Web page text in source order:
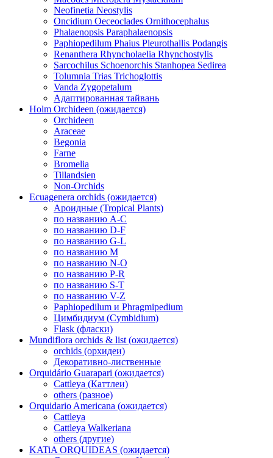
Neofinetia Neostylis
Oncidium Oeceoclades Ornithocephalus
Phalaenopsis Paraphalaenopsis
Paphiopedilum Phaius Pleurothallis Podangis
Renanthera Rhyncholaelia Rhynchostylis
Sarcochilus Schoenorchis Stanhopea Sedirea
Tolumnia Trias Trichoglottis
Vanda Zygopetalum
Адаптированная тайвань
Holm Orchideen (ожидается)
Orchideen
Araceae
Begonia
Farne
Bromelia
Tillandsien
Non-Orchids
Ecuagenera orchids (ожидается)
Ароидные (Tropical Plants)
по названию A-C
по названию D-F
по названию G-L
по названию M
по названию N-O
по названию P-R
по названию S-T
по названию V-Z
Paphiopedilum и Phragmipedium
Цимбидиум (Cymbidium)
Flask (фласки)
Mundiflora orchids & list (ожидается)
orchids (орхидеи)
Декоративно-лиственные
Orquidário Guarapari (ожидается)
Cattleya (Каттлеи)
others (разное)
Orquidario Americana (ожидается)
Cattleya
Cattleya Walkeriana
others (другие)
KATiA ORQUIDEAS (ожидается)